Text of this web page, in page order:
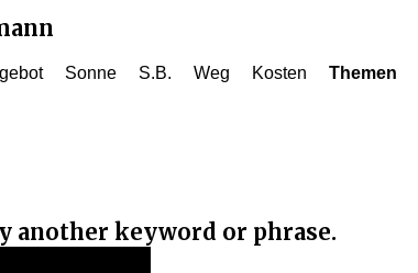
Sonne S.B. Weg Kosten Themen
another keyword or phrase.